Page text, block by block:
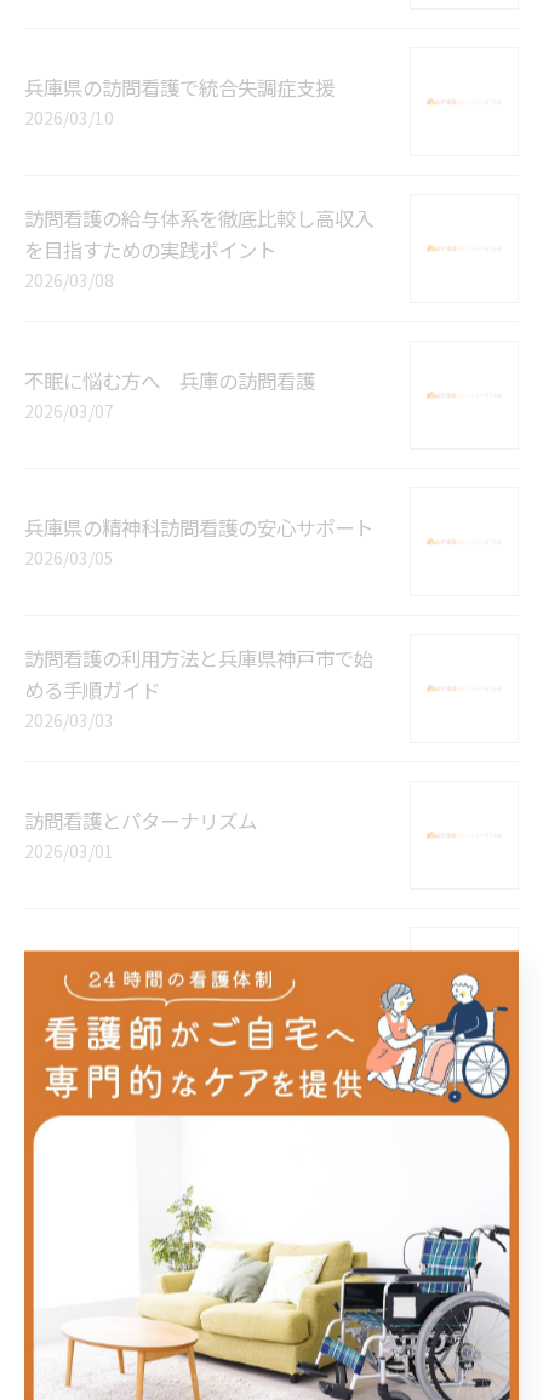
兵庫県の訪問看護で統合失調症支援
2026/03/10
訪問看護の給与体系を徹底比較し高収入
を目指すための実践ポイント
2026/03/08
不眠に悩む方へ 兵庫の訪問看護
2026/03/07
兵庫県の精神科訪問看護の安心サポート
2026/03/05
訪問看護の利用方法と兵庫県神戸市で始
める手順ガイド
2026/03/03
訪問看護とパターナリズム
2026/03/01
神戸市の精神科訪問看護の支援法
2026/02/28
神戸市の訪問看護で依存症支援
2026/02/26
尼崎市の訪問看護比較と選択ポイント解